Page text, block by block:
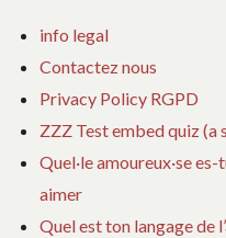
info legal
Contactez nous
Privacy Policy RGPD
ZZZ Test embed quiz (a
Quel·le amoureux·se
aimer
Quel est ton langage de